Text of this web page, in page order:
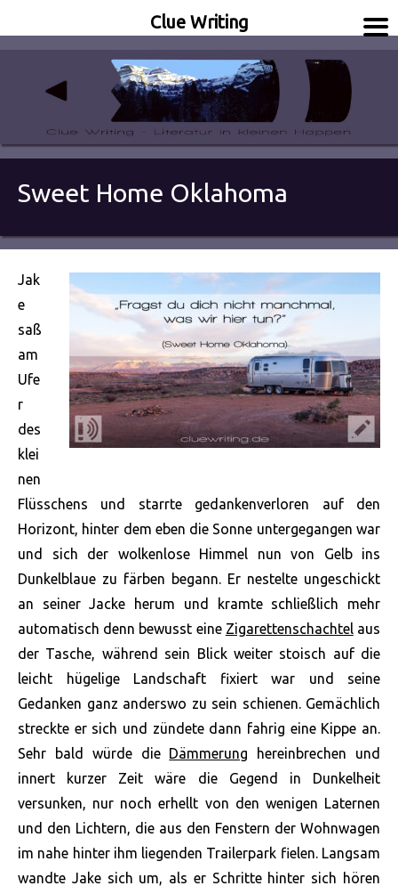
Clue Writing
Sweet Home Oklahoma
Jak
e
saß
am
Ufe
r
des
klei
nen
Flüsschens und starrte gedankenverloren auf den
Horizont, hinter dem eben die Sonne untergegangen war
und sich der wolkenlose Himmel nun von Gelb ins
Dunkelblaue zu färben begann. Er nestelte ungeschickt
an seiner Jacke herum und kramte schließlich mehr
automatisch denn bewusst eine Zigarettenschachtelaus
der Tasche, während sein Blick weiter stoisch auf die
leicht hügelige Landschaft fixiert war und seine
Gedanken ganz anderswo zu sein schienen.Gemächlich
streckte er sich und zündete dann fahrig eine Kippe an.
Sehr bald würde die Dämmerung hereinbrechen und
innert kurzer Zeit wäre die Gegend in Dunkelheit
versunken, nur noch erhellt von den wenigen Laternen
und den Lichtern, die aus den Fenstern der Wohnwagen
im nahe hinter ihm liegenden Trailerpark fielen. Langsam
wandte Jake sich um, als er Schritte hinter sich hören
Clue Writing